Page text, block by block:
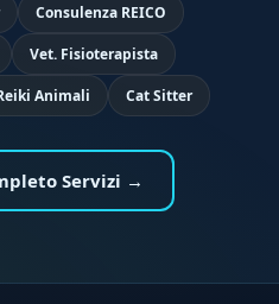
Consulenza REICO
Vet. Fisioterapista
Animali Cat Sitter
Servizi →